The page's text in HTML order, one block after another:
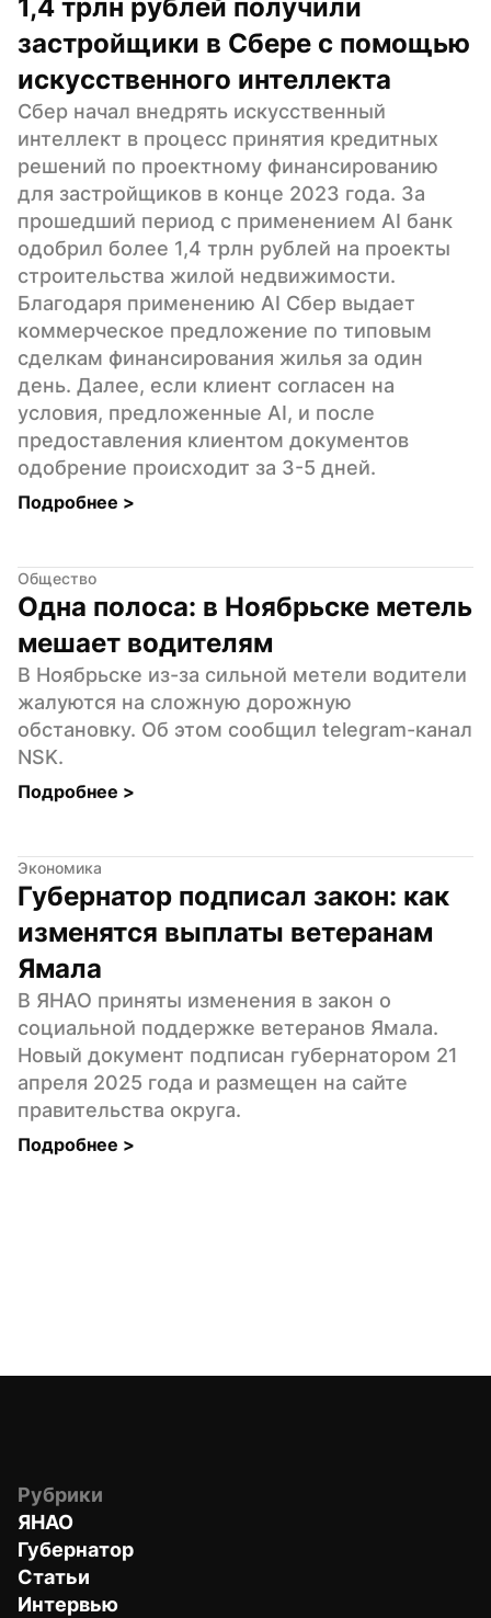
1,4 трлн рублей получили
застройщики в Сбере с помощью
искусственного интеллекта
Сбер начал внедрять искусственный
интеллект в процесс принятия кредитных
решений по проектному финансированию
для застройщиков в конце 2023 года. За
прошедший период с применением AI банк
одобрил более 1,4 трлн рублей на проекты
строительства жилой недвижимости.
Благодаря применению AI Сбер выдает
коммерческое предложение по типовым
сделкам финансирования жилья за один
день. Далее, если клиент согласен на
условия, предложенные AI, и после
предоставления клиентом документов
одобрение происходит за 3-5 дней.
Подробнее >
Общество
Одна полоса: в Ноябрьске метель
мешает водителям
В Ноябрьске из-за сильной метели водители
жалуются на сложную дорожную
обстановку. Об этом сообщил telegram-канал
NSK.
Подробнее >
Экономика
Губернатор подписал закон: как
изменятся выплаты ветеранам
Ямала
В ЯНАО приняты изменения в закон о
социальной поддержке ветеранов Ямала.
Новый документ подписан губернатором 21
апреля 2025 года и размещен на сайте
правительства округа.
Подробнее >
Рубрики
ЯНАО
Губернатор
Статьи
Интервью